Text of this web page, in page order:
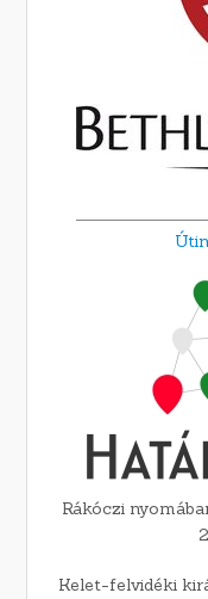
Rákóczi
Kelet-felvidéki